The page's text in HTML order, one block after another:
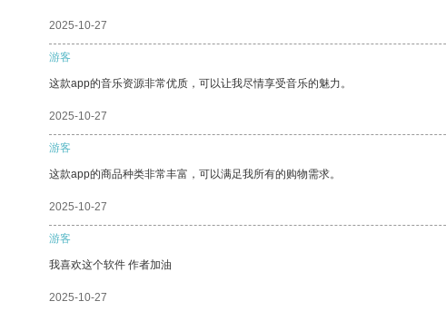
2025-10-27
游客
这款app的音乐资源非常优质，可以让我尽情享受音乐的魅力。
2025-10-27
游客
这款app的商品种类非常丰富，可以满足我所有的购物需求。
2025-10-27
游客
我喜欢这个软件 作者加油
2025-10-27